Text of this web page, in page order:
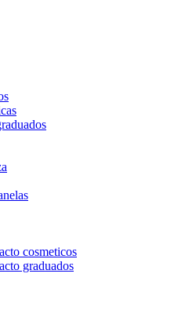
cosmeticos
graduados